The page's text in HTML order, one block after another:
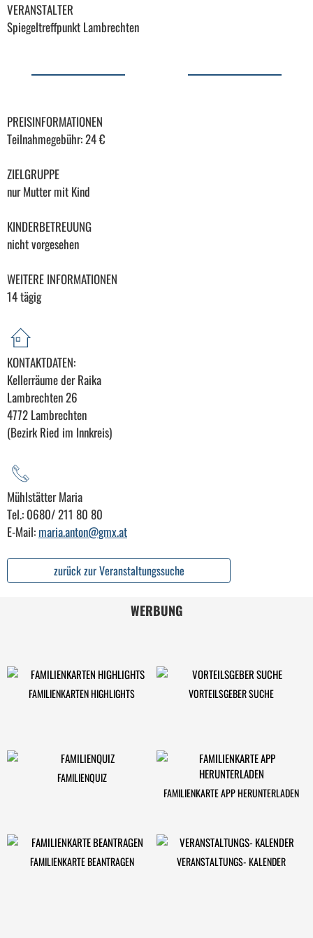
VERANSTALTER
Spiegeltreffpunkt Lambrechten
PREISINFORMATIONEN
Teilnahmegebühr: 24 €
ZIELGRUPPE
nur Mutter mit Kind
KINDERBETREUUNG
nicht vorgesehen
WEITERE INFORMATIONEN
14 tägig
KONTAKTDATEN:
Kellerräume der Raika
Lambrechten 26
4772 Lambrechten
(Bezirk Ried im Innkreis)
Mühlstätter Maria
Tel.: 0680/ 211 80 80
E-Mail: maria.anton@gmx.at
zurück zur Veranstaltungssuche
WERBUNG
FAMILIENKARTEN HIGHLIGHTS VORTEILSGEBER SUCHE
FAMILIENQUIZ
FAMILIENKARTE APP HERUNTERLADEN
FAMILIENKARTE BEANTRAGEN VERANSTALTUNGS- KALENDER